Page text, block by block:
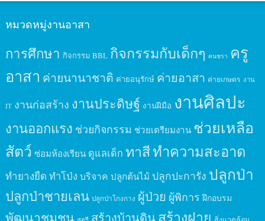
หมวดหมู่งานอาสา
การศึกษา กิจกรรม BBL กิจกรรมกับเด็กๆ คนชรา ครู
อาสา ค่ายนานาชาติ ค่ายอนุรักษ์ ค่ายอาสา ค่ายเกษตร งาน
IT งานก่อสร้าง งานประดิษฐ์ งานฝีมือ งานศิลปะ
งานออกแรง ช่วยกิจกรรม ช่วยเตรียมงาน ช่วยเหลือ
สัตว์ ซ่อมห้องเรียน ดูแลเด็ก ทาสีทำความสะอาด
ทำยางยืด ทำโป่ง บริจาค ปลูกต้นไม้ ปลูกปะการัง ปลูกป่า
ปลูกป่าชายเลน ปลูกป่าโกงกาง ผู้ป่วย ผู้พิการ ฝึกอบรม
พัฒนาชุมชน สร้างบ้านดินสร้างฝาย